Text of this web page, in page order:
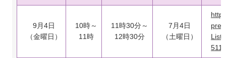
9月4日
（金曜日）
10時～
11時
11時30分～
12時30分
7月4日
（土曜日）
511